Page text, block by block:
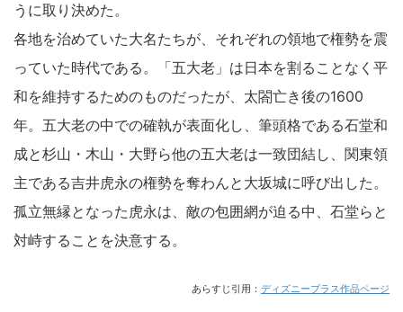
うに取り決めた。
各地を治めていた大名たちが、それぞれの領地で権勢を震
っていた時代である。「五大老」は日本を割ることなく平
和を維持するためのものだったが、太閤亡き後の1600
年。五大老の中での確執が表面化し、筆頭格である石堂和
成と杉山・木山・大野ら他の五大老は一致団結し、関東領
主である吉井虎永の権勢を奪わんと大坂城に呼び出した。
孤立無縁となった虎永は、敵の包囲網が迫る中、石堂らと
対峙することを決意する。
あらすじ引用： ディズニープラス作品ページ